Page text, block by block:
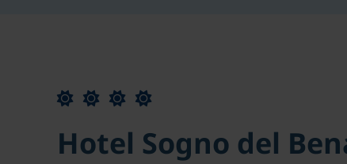
Hotel Sogno del